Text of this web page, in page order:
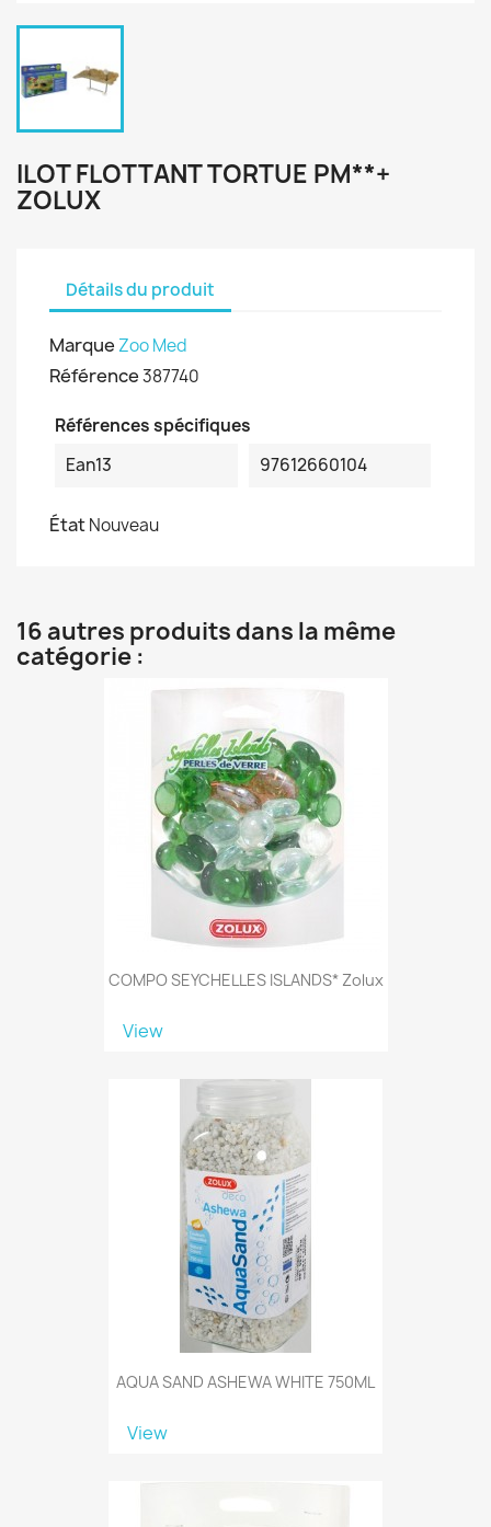
ILOT FLOTTANT TORTUE PM**+
ZOLUX
Détails du produit
Marque Zoo Med
Référence387740
Références spécifiques
Ean13
97612660104
ÉtatNouveau
16 autres produits dans la même
catégorie :
COMPO SEYCHELLES ISLANDS* Zolux
View
AQUA SAND ASHEWA WHITE 750ML
View